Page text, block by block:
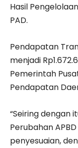
Hasil
PAD.
Pendapatan
menjadi
Pemerintah
Pendapatan
“Seiring dengan
Perubahan
penyesuaian,